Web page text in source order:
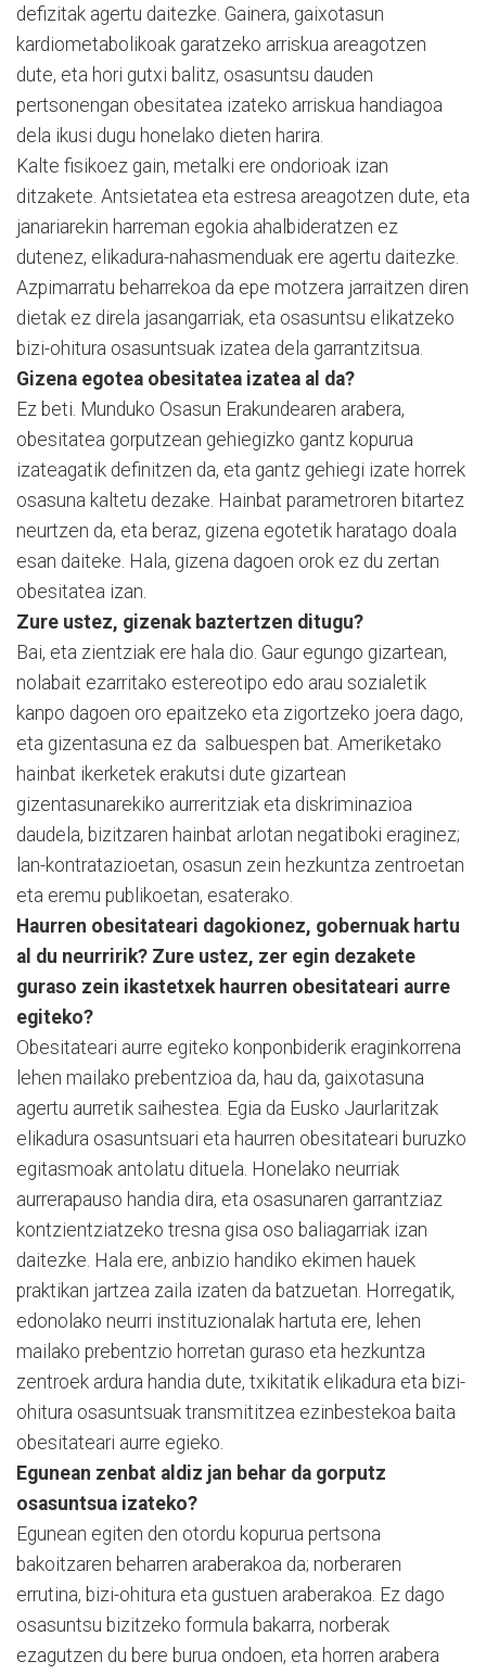
defizitak agertu daitezke. Gainera, gaixotasun
kardiometabolikoak garatzeko arriskua areagotzen
dute, eta hori gutxi balitz, osasuntsu dauden
pertsonengan obesitatea izateko arriskua handiagoa
dela ikusi dugu honelako dieten harira.
Kalte fisikoez gain, metalki ere ondorioak izan
ditzakete. Antsietatea eta estresa areagotzen dute, eta
janariarekin harreman egokia ahalbideratzen ez
dutenez, elikadura-nahasmenduak ere agertu daitezke.
Azpimarratu beharrekoa da epe motzera jarraitzen diren
dietak ez direla jasangarriak, eta osasuntsu elikatzeko
bizi-ohitura osasuntsuak izatea dela garrantzitsua.
Gizena egotea obesitatea izatea al da?
Ez beti. Munduko Osasun Erakundearen arabera,
obesitatea gorputzean gehiegizko gantz kopurua
izateagatik definitzen da, eta gantz gehiegi izate horrek
osasuna kaltetu dezake. Hainbat parametroren bitartez
neurtzen da, eta beraz, gizena egotetik haratago doala
esan daiteke. Hala, gizena dagoen orok ez du zertan
obesitatea izan.
Zure ustez, gizenak baztertzen ditugu?
Bai, eta zientziak ere hala dio. Gaur egungo gizartean,
nolabait ezarritako estereotipo edo arau sozialetik
kanpo dagoen oro epaitzeko eta zigortzeko joera dago,
eta gizentasuna ez da salbuespen bat. Ameriketako
hainbat ikerketek erakutsi dute gizartean
gizentasunarekiko aurreritziak eta diskriminazioa
daudela, bizitzaren hainbat arlotan negatiboki eraginez;
lan-kontratazioetan, osasun zein hezkuntza zentroetan
eta eremu publikoetan, esaterako.
Haurren obesitateari dagokionez, gobernuak hartu
al du neurririk? Zure ustez, zer egin dezakete
guraso zein ikastetxek haurren obesitateari aurre
egiteko?
Obesitateari aurre egiteko konponbiderik eraginkorrena
lehen mailako prebentzioa da, hau da, gaixotasuna
agertu aurretik saihestea. Egia da Eusko Jaurlaritzak
elikadura osasuntsuari eta haurren obesitateari buruzko
egitasmoak antolatu dituela. Honelako neurriak
aurrerapauso handia dira, eta osasunaren garrantziaz
kontzientziatzeko tresna gisa oso baliagarriak izan
daitezke. Hala ere, anbizio handiko ekimen hauek
praktikan jartzea zaila izaten da batzuetan. Horregatik,
edonolako neurri instituzionalak hartuta ere, lehen
mailako prebentzio horretan guraso eta hezkuntza
zentroek ardura handia dute, txikitatik elikadura eta bizi-
ohitura osasuntsuak transmititzea ezinbestekoa baita
obesitateari aurre egieko.
Egunean zenbat aldiz jan behar da gorputz
osasuntsua izateko?
Egunean egiten den otordu kopurua pertsona
bakoitzaren beharren araberakoa da; norberaren
errutina, bizi-ohitura eta gustuen araberakoa. Ez dago
osasuntsu bizitzeko formula bakarra, norberak
ezagutzen du bere burua ondoen, eta horren arabera